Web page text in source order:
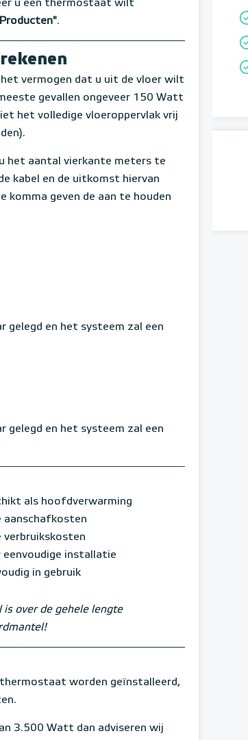
u een thermostaat wilt
.
vermogen dat u uit de vloer wilt
gevallen ongeveer 150 Watt
het volledige vloeroppervlak vrij
het aantal vierkante meters te
kabel en de uitkomst hiervan
geven de aan te houden
gelegd en het systeem zal een
gelegd en het systeem zal een
als hoofdverwarming
aanschafkosten
verbruikskosten
eenvoudige installatie
in gebruik
over de gehele lengte
thermostaat worden geïnstalleerd,
3.500 Watt dan adviseren wij